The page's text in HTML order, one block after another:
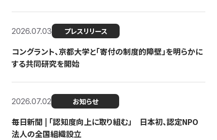
2026.07.03 プレスリリース
コングラント、京都大学と「寄付の制度的障壁」を明らかに
する共同研究を開始
2026.07.02 お知らせ
毎日新聞 | 「認知度向上に取り組む」 日本初、認定NPO
法人の全国組織設立